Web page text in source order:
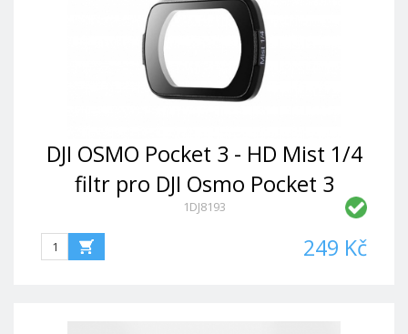
DJI OSMO Pocket 3 - HD Mist 1/4
filtr pro DJI Osmo Pocket 3
1DJ8193
249 Kč